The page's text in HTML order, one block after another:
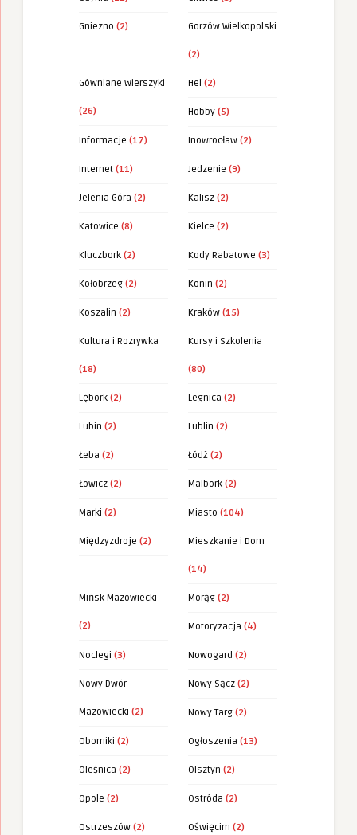
Gniezno (2) Gorzów Wielkopolski
(2)
Gówniane Wierszyki
(26)
Hel (2)
Hobby (5)
Informacje (17) Inowrocław (2)
Internet (11) Jedzenie (9)
Jelenia Góra (2) Kalisz (2)
Katowice (8) Kielce (2)
Kluczbork (2) Kody Rabatowe (3)
Kołobrzeg (2) Konin (2)
Koszalin (2) Kraków (15)
Kultura i Rozrywka
(18)
Kursy i Szkolenia
(80)
Lębork (2) Legnica (2)
Lubin (2) Lublin (2)
Łeba (2) Łódź (2)
Łowicz (2) Malbork (2)
Marki (2) Miasto (104)
Międzyzdroje (2) Mieszkanie i Dom
(14)
Mińsk Mazowiecki
(2)
Morąg (2)
Motoryzacja (4)
Noclegi (3) Nowogard (2)
Nowy Dwór
Mazowiecki (2)
Nowy Sącz (2)
Nowy Targ (2)
Oborniki (2) Ogłoszenia (13)
Oleśnica (2) Olsztyn (2)
Opole (2) Ostróda (2)
Ostrzeszów (2) Oświęcim (2)